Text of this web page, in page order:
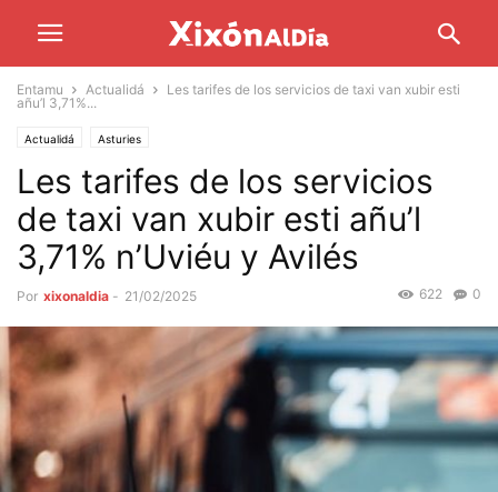
Entamu Actualidá
Les tarifes de los servicios de taxi van xubir esti
añu’l 3,71%...
Actualidá Asturies
Les tarifes de los servicios
de taxi van xubir esti añu’l
3,71% n’Uviéu y Avilés
Por xixonaldia - 21/02/2025 0
622